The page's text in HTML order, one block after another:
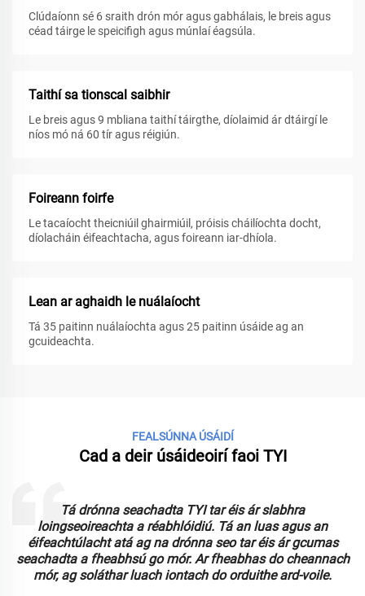
Clúdaíonn sé 6 sraith drón mór agus gabhálais, le breis agus
céad táirge le speicifigh agus múnlaí éagsúla.
Taithí sa tionscal saibhir
Le breis agus 9 mbliana taithí táirgthe, díolaimid ár dtáirgí le
níos mó ná 60 tír agus réigiún.
Foireann foirfe
Le tacaíocht theicniúil ghairmiúil, próisis cháilíochta docht,
díolacháin éifeachtacha, agus foireann iar-dhíola.
Lean ar aghaidh le nuálaíocht
Tá 35 paitinn nuálaíochta agus 25 paitinn úsáide ag an
gcuideachta.
FEALSÚNNA ÚSÁIDÍ
Cad a deir úsáideoirí faoi TYI
Tá drónna seachadta TYI tar éis ár slabhra
loingseoireachta a réabhlóidiú. Tá an luas agus an
éifeachtúlacht atá ag na drónna seo tar éis ár gcumas
seachadta a fheabhsú go mór. Ar fheabhas do cheannach
mór, ag soláthar luach iontach do orduithe ard-voile.